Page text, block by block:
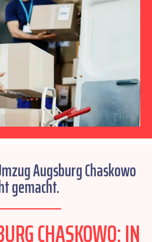
Augsburg Chaskowo
gemacht.
CHASKOWO: IN